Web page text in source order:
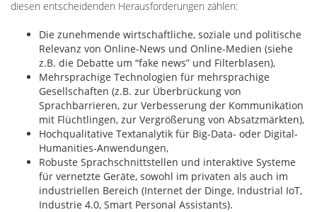
diesen entscheidenden Herausforderungen zählen:
Die zunehmende wirtschaftliche, soziale und politische
Relevanz von Online-News und Online-Medien (siehe
z.B. die Debatte um “fake news” und Filterblasen),
Mehrsprachige Technologien für mehrsprachige
Gesellschaften (z.B. zur Überbrückung von
Sprachbarrieren, zur Verbesserung der Kommunikation
mit Flüchtlingen, zur Vergrößerung von Absatzmärkten),
Hochqualitative Textanalytik für Big-Data- oder Digital-
Humanities-Anwendungen,
Robuste Sprachschnittstellen und interaktive Systeme
für vernetzte Geräte, sowohl im privaten als auch im
industriellen Bereich (Internet der Dinge, Industrial IoT,
Industrie 4.0, Smart Personal Assistants).